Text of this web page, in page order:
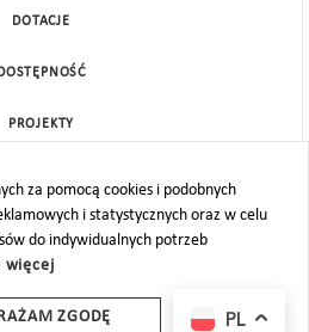
za pomocą cookies i podobnych
i statystycznych oraz w celu
do indywidualnych potrzeb
więcej
ZGODĘ
DOTACJE
DOSTĘPNOŚĆ
PROJEKTY
MAPA STRONY
PL